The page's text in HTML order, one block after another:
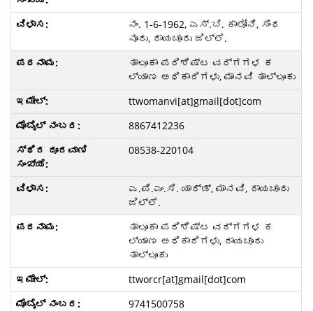
ನಂ. 1-6-1962, ಎಸ್.ಬಿ. ಕಾಲೋನಿ, ಸಿಂಧ
ನೂರು, ರಾಯಚೂರು ಜಿಲ್ಲೆ.
ತಾಲೂಕಾ ಪರಿಶಿಷ್ಟ ವರ್ಗಗಳ ಕ
ಲ್ಯಾಣ ಅಧಿಕಾರಿಗಳು, ಮಾನವಿ ತಾಲ್ಲೂಕು
ttwomanvi[at]gmail[dot]com
8867412236
08538-220104
ಎ.ಪಿ.ಎಂ.ಸಿ. ಯಾರ್ಡ್, ಮಾನವಿ, ರಾಯಚೂರು
ಜಿಲ್ಲೆ.
ತಾಲೂಕಾ ಪರಿಶಿಷ್ಟ ವರ್ಗಗಳ ಕ
ಲ್ಯಾಣ ಅಧಿಕಾರಿಗಳು, ರಾಯಚೂರು
ತಾಲ್ಲೂಕು
ttworcr[at]gmail[dot]com
9741500758